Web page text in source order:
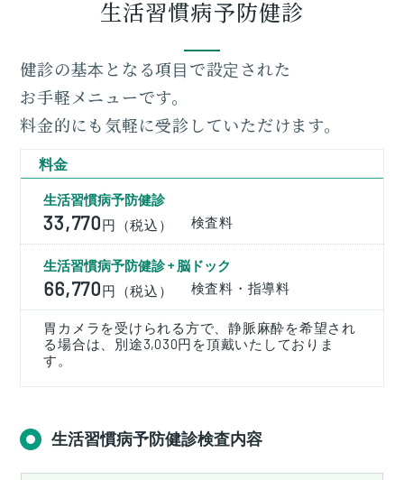
生活習慣病予防健診
健診の基本となる項目で設定された
お手軽メニューです。
料金的にも気軽に受診していただけます。
料金
生活習慣病予防健診
33,770円（税込） 検査料
生活習慣病予防健診 + 脳ドック
66,770円（税込） 検査料・指導料
胃カメラを受けられる方で、静脈麻酔を希望され
る場合は、別途3,030円を頂戴いたしておりま
す。
生活習慣病予防健診検査内容